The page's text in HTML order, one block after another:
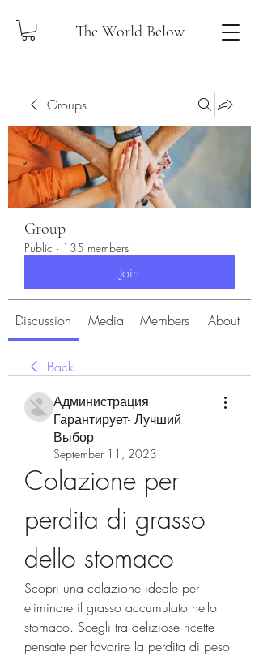
The World Below
Groups
Group
Public · 135 members
Join
Discussion Media Members About
Back
Администрация
Гарантирует- Лучший
Выбор!
September 11, 2023
Colazione per
perdita di grasso
dello stomaco
Scopri una colazione ideale per
eliminare il grasso accumulato nello
stomaco. Scegli tra deliziose ricette
pensate per favorire la perdita di peso